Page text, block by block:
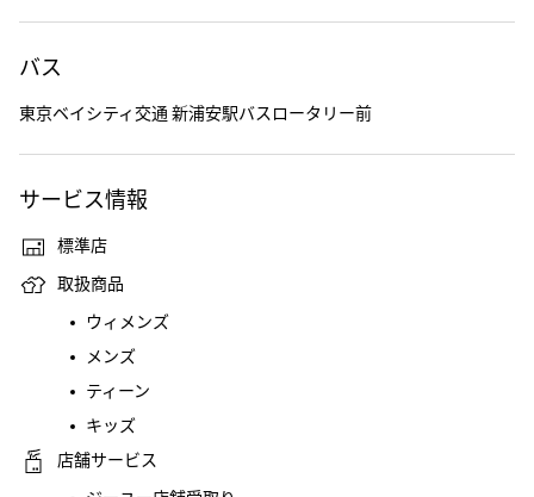
バス
東京ベイシティ交通 新浦安駅バスロータリー前
サービス情報
標準店
取扱商品
ウィメンズ
メンズ
ティーン
キッズ
店舗サービス